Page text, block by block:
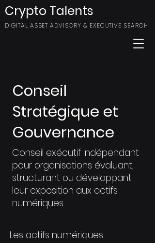
Crypto Talents
DIGITAL ASSET ADVISORY & EXECUTIVE SEARCH
Conseil
Stratégique et
Gouvernance
Conseil exécutif indépendant
pour organisations évaluant,
structurant ou développant
leur exposition aux actifs
numériques.
Les actifs numériques